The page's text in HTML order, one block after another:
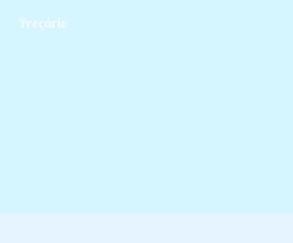
Preçário